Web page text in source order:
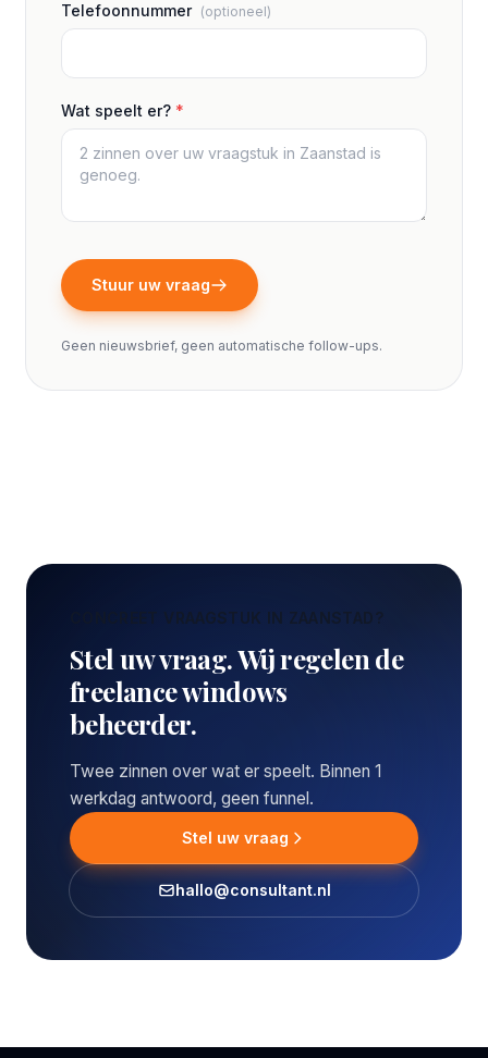
Telefoonnummer (optioneel)
Wat speelt er? *
Stuur uw vraag
Geen nieuwsbrief, geen automatische follow-ups.
CONCREET VRAAGSTUK IN ZAANSTAD?
Stel uw vraag. Wij regelen de
freelance windows
beheerder.
Twee zinnen over wat er speelt. Binnen 1
werkdag antwoord, geen funnel.
Stel uw vraag
hallo@consultant.nl